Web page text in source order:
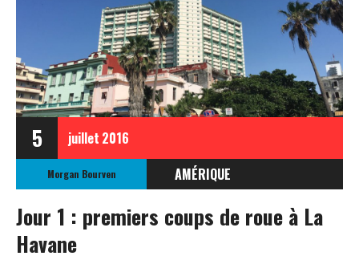
5 juillet 2016
Morgan Bourven
AMÉRIQUE
Jour 1 : premiers coups de roue à La
Havane